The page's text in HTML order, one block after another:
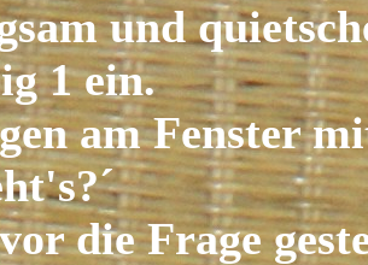
und
1 ein.
am Fenster
die Frage